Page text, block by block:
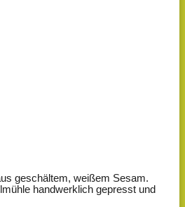
geschältem, weißem Sesam.
handwerklich gepresst und